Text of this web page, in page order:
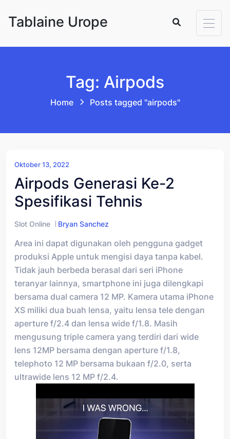
Tablaine Urope
Tag: Airpods
Home Posts tagged "airpods"
Oktober 13, 2022
Airpods Generasi Ke-2
Spesifikasi Tehnis
Slot Online Bryan Sanchez
Area ini dapat digunakan oleh pengguna gadget
produksi Apple untuk mengisi daya tanpa kabel.
Tidak jauh berbeda berasal dari seri iPhone
teranyar lainnya, smartphone ini juga dilengkapi
bersama dual camera 12 MP. Kamera utama iPhone
XS miliki dua buah lensa, yaitu lensa tele dengan
aperture f/2.4 dan lensa wide f/1.8. Masih
mengusung triple camera yang terdiri dari wide
lens 12MP bersama dengan aperture f/1.8,
telephoto 12 MP bersama bukaan f/2.0, serta
ultrawide lens 12 MP f/2.4.